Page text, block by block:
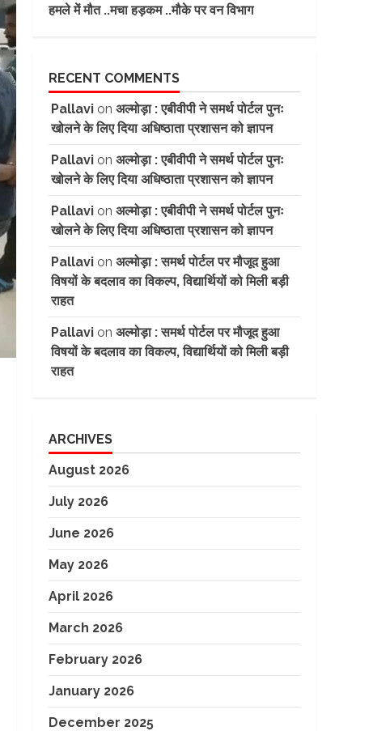
हमले में मौत ..मचा हड़कम ..मौके पर वन विभाग
RECENT COMMENTS
Pallavion अल्मोड़ा : एबीवीपी ने समर्थ पोर्टल पुनः
खोलने के लिए दिया अधिष्ठाता प्रशासन को ज्ञापन
Pallavion अल्मोड़ा : एबीवीपी ने समर्थ पोर्टल पुनः
खोलने के लिए दिया अधिष्ठाता प्रशासन को ज्ञापन
Pallavion अल्मोड़ा : एबीवीपी ने समर्थ पोर्टल पुनः
खोलने के लिए दिया अधिष्ठाता प्रशासन को ज्ञापन
Pallavion अल्मोड़ा : समर्थ पोर्टल पर मौजूद हुआ
विषयों के बदलाव का विकल्प, विद्यार्थियों को मिली बड़ी
राहत
Pallavion अल्मोड़ा : समर्थ पोर्टल पर मौजूद हुआ
विषयों के बदलाव का विकल्प, विद्यार्थियों को मिली बड़ी
राहत
ARCHIVES
August 2026
July 2026
June 2026
May 2026
April 2026
March 2026
February 2026
January 2026
December 2025